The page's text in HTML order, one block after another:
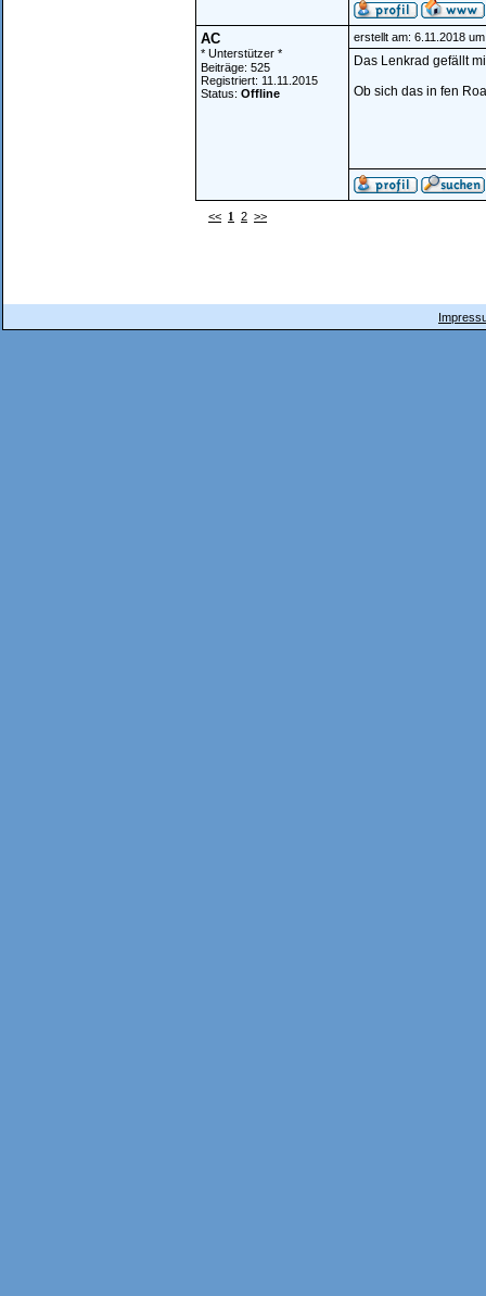
AC
* Unterstützer *
Beiträge: 525
Registriert: 11.11.2015
Status: Offline
erstellt am: 6.11.2018
Das Lenkrad gefällt
Ob sich das in fen
<< 1 2 >>